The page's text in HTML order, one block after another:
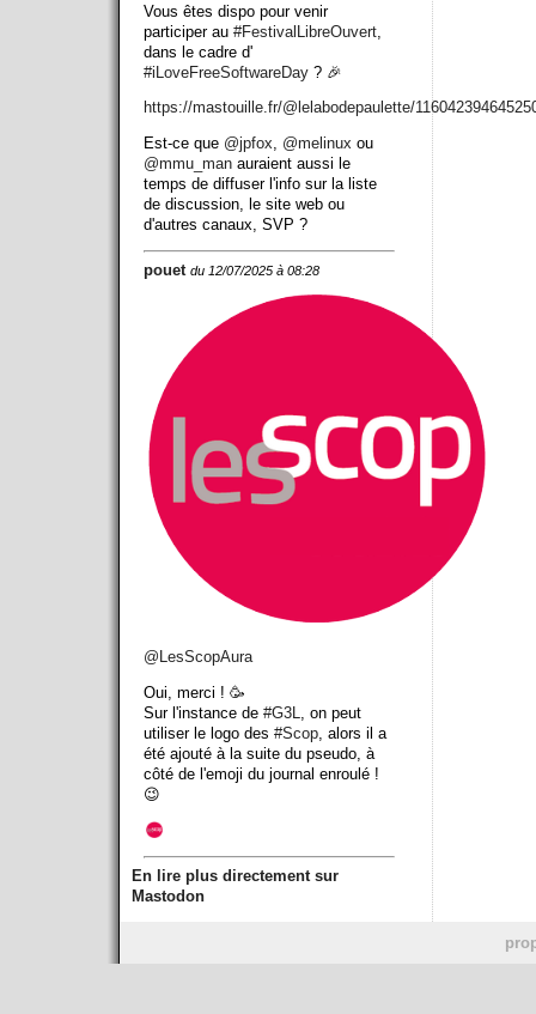
Vous êtes dispo pour venir
participer au #FestivalLibreOuvert
dans le cadre d'
#iLoveFreeSoftwareDay ? 🎉
https://mastouille.fr/@lelabodepaulette/
Est-ce que @jpfox, @melinux ou
@mmu_man auraient aussi le
temps de diffuser l'info sur la liste
de discussion, le site web ou
d'autres canaux, SVP ?
pouet du 12/07/2025 à 08:28
@ LesScopAura
Oui, merci ! 🥳
Sur l'instance de #G3L, on peut
utiliser le logo des #Scop, alors il a
été ajouté à la suite du pseudo, à
côté de l'emoji du journal enroulé !
😉
En lire plus directement sur
Mastodon